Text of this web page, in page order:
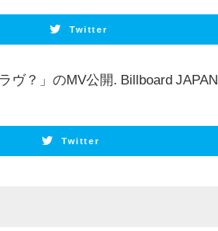
Twitter
ラヴ？」のMV公開. Billboard JAPAN.
Twitter